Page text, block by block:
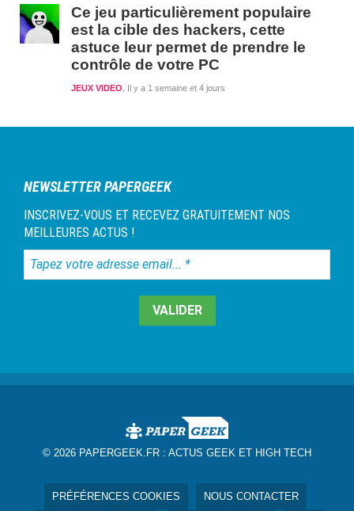
Ce jeu particulièrement populaire
est la cible des hackers, cette
astuce leur permet de prendre le
contrôle de votre PC
Il y a 1 semaine et 4 jours
JEUX VIDEO
NEWSLETTER PAPERGEEK
INSCRIVEZ-VOUS ET RECEVEZ GRATUITEMENT NOS
MEILLEURES ACTUS !
Tapez
votre
© 2026 PAPERGEEK.FR : ACTUS GEEK ET HIGH TECH
PRÉFÉRENCES COOKIES NOUS CONTACTER